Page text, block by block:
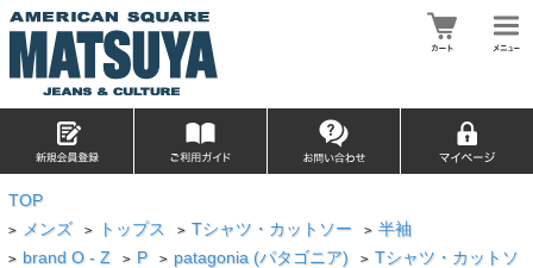
TOP
> メンズ > トップス > Tシャツ・カットソー > 半袖
> brand O - Z > P > patagonia (パタゴニア) > Tシャツ・カットソ